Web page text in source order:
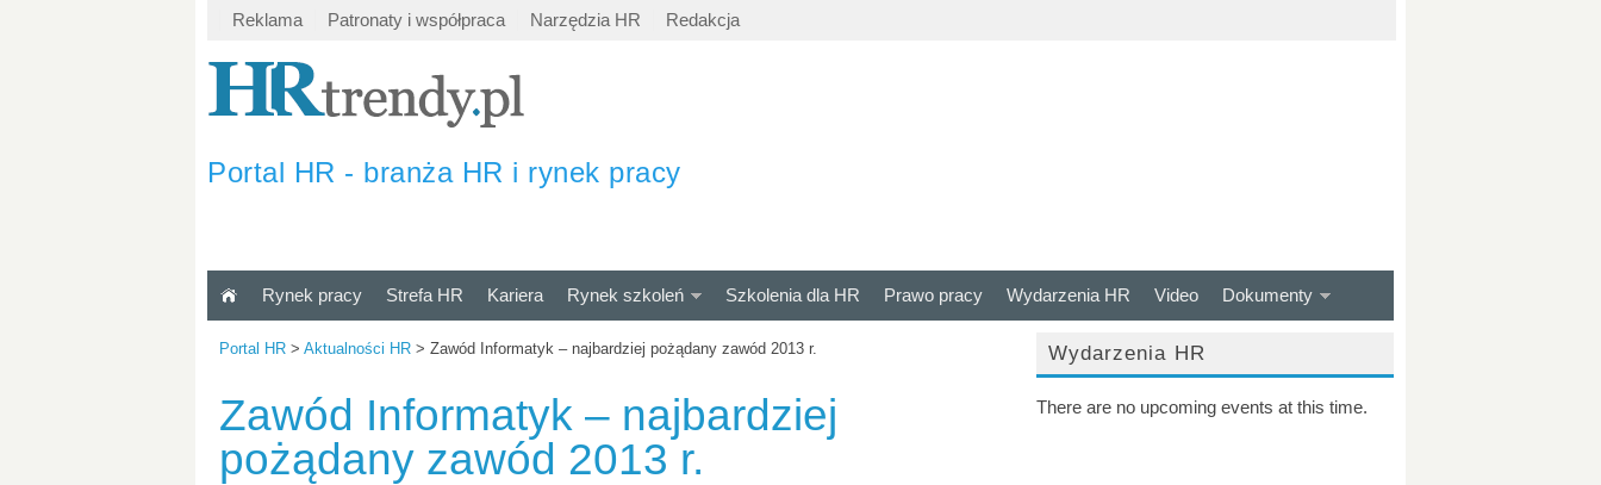
Reklama Patronaty i współpraca Narzędzia HR Redakcja
Portal HR - branża HR i rynek pracy
Rynek pracy Strefa HR Kariera Rynek szkoleń Szkolenia dla HR Prawo pracy Wydarzenia HR Video Dokumenty
Portal HR > Aktualności HR > Zawód Informatyk – najbardziej pożądany zawód 2013 r.
Zawód Informatyk – najbardziej
pożądany zawód 2013 r.
Wydarzenia HR
There are no upcoming events at this time.